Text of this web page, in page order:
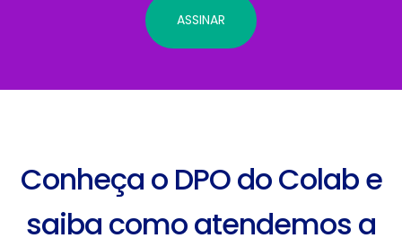
Conheça o DPO do Colab e
saiba como atendemos a